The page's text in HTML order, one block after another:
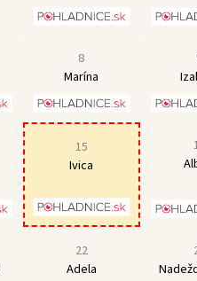
8
Marína
15
Ivica
22
Adela